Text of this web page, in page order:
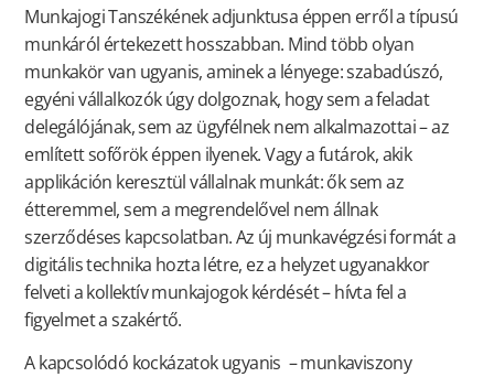
Munkajogi Tanszékének adjunktusa éppen erről a típusú
munkáról értekezett hosszabban. Mind több olyan
munkakör van ugyanis, aminek a lényege: szabadúszó,
egyéni vállalkozók úgy dolgoznak, hogy sem a feladat
delegálójának, sem az ügyfélnek nem alkalmazottai – az
említett sofőrök éppen ilyenek. Vagy a futárok, akik
applikáción keresztül vállalnak munkát: ők sem az
étteremmel, sem a megrendelővel nem állnak
szerződéses kapcsolatban. Az új munkavégzési formát a
digitális technika hozta létre, ez a helyzet ugyanakkor
felveti a kollektív munkajogok kérdését – hívta fel a
figyelmet a szakértő.
A kapcsolódó kockázatok ugyanis – munkaviszony